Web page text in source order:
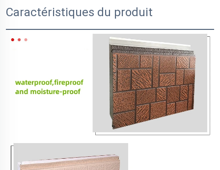
Caractéristiques du produit